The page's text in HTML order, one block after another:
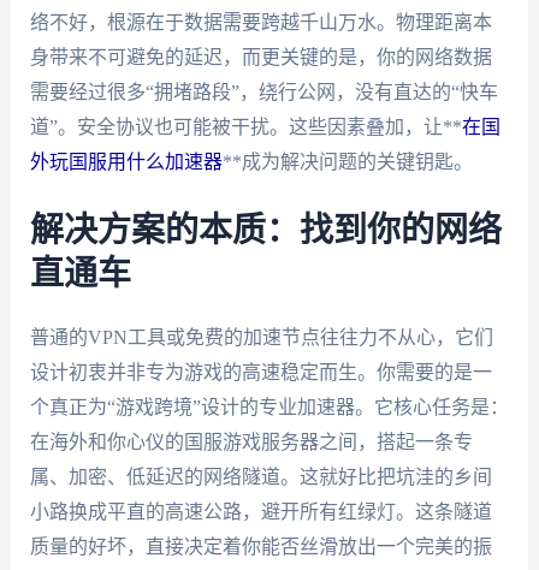
络不好，根源在于数据需要跨越千山万水。物理距离本
身带来不可避免的延迟，而更关键的是，你的网络数据
需要经过很多“拥堵路段”，绕行公网，没有直达的“快车
道”。安全协议也可能被干扰。这些因素叠加，让**在国
外玩国服用什么加速器**成为解决问题的关键钥匙。
解决方案的本质：找到你的网络
直通车
普通的VPN工具或免费的加速节点往往力不从心，它们
设计初衷并非专为游戏的高速稳定而生。你需要的是一
个真正为“游戏跨境”设计的专业加速器。它核心任务是：
在海外和你心仪的国服游戏服务器之间，搭起一条专
属、加密、低延迟的网络隧道。这就好比把坑洼的乡间
小路换成平直的高速公路，避开所有红绿灯。这条隧道
质量的好坏，直接决定着你能否丝滑放出一个完美的振